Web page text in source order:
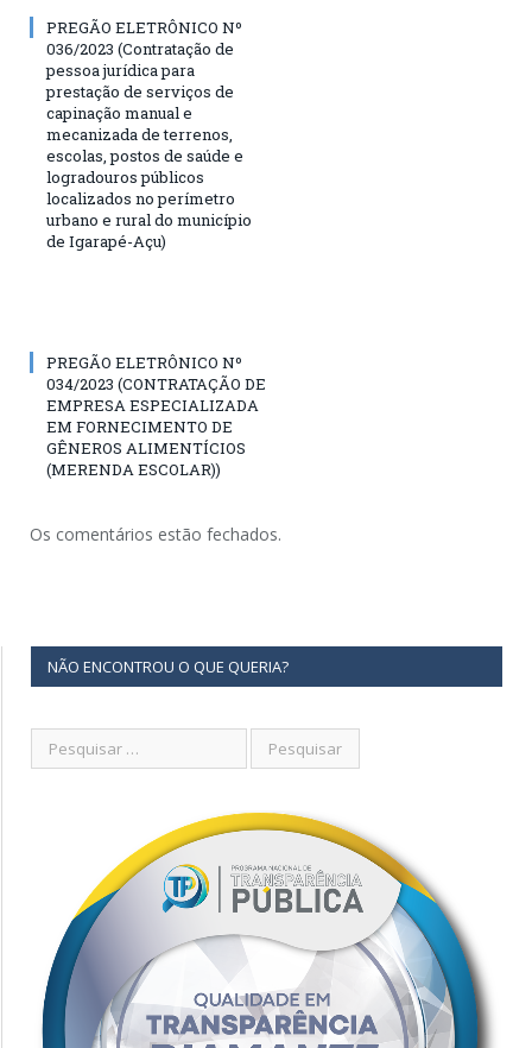
PREGÃO ELETRÔNICO Nº
036/2023 (Contratação de
pessoa jurídica para
prestação de serviços de
capinação manual e
mecanizada de terrenos,
escolas, postos de saúde e
logradouros públicos
localizados no perímetro
urbano e rural do município
de Igarapé-Açu)
PREGÃO ELETRÔNICO Nº
034/2023 (CONTRATAÇÃO DE
EMPRESA ESPECIALIZADA
EM FORNECIMENTO DE
GÊNEROS ALIMENTÍCIOS
(MERENDA ESCOLAR))
Os comentários estão fechados.
NÃO ENCONTROU O QUE QUERIA?